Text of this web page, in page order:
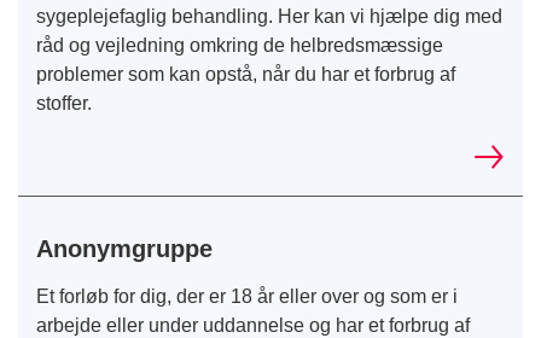
sygeplejefaglig behandling. Her kan vi hjælpe dig med
råd og vejledning omkring de helbredsmæssige
problemer som kan opstå, når du har et forbrug af
stoffer.
Anonymgruppe
Et forløb for dig, der er 18 år eller over og som er i
arbejde eller under uddannelse og har et forbrug af